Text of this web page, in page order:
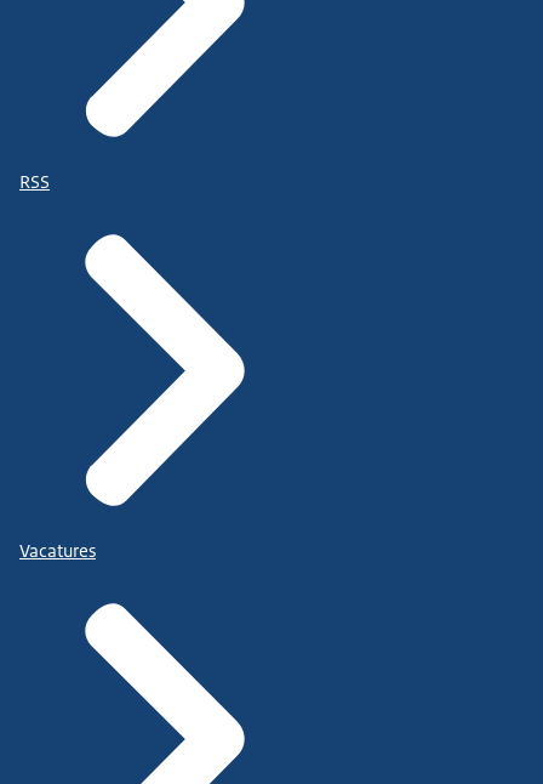
RSS
Vacatures